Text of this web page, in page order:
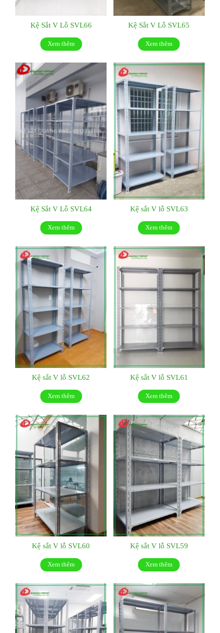
Kệ Sắt V Lỗ SVL66
Xem thêm
Kệ Sắt V Lỗ SVL65
Xem thêm
Kệ Sắt V Lỗ SVL64
Xem thêm
Kệ sắt V lỗ SVL63
Xem thêm
Kệ sắt V lỗ SVL62
Xem thêm
Kệ sắt V lỗ SVL61
Xem thêm
Kệ sắt V lỗ SVL60
Xem thêm
Kệ sắt V lỗ SVL59
Xem thêm